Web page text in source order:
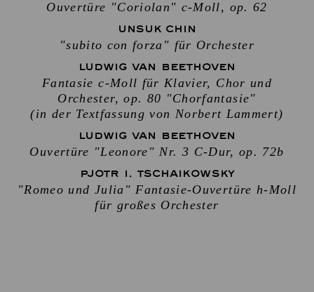
Ouvertüre "Coriolan" c-Moll, op. 62
UNSUK CHIN
"subito con forza" für Orchester
LUDWIG VAN BEETHOVEN
Fantasie c-Moll für Klavier, Chor und
Orchester, op. 80 "Chorfantasie"
(in der Textfassung von Norbert Lammert)
LUDWIG VAN BEETHOVEN
Ouvertüre "Leonore" Nr. 3 C-Dur, op. 72b
PJOTR I. TSCHAIKOWSKY
"Romeo und Julia" Fantasie-Ouvertüre h-Moll
für großes Orchester